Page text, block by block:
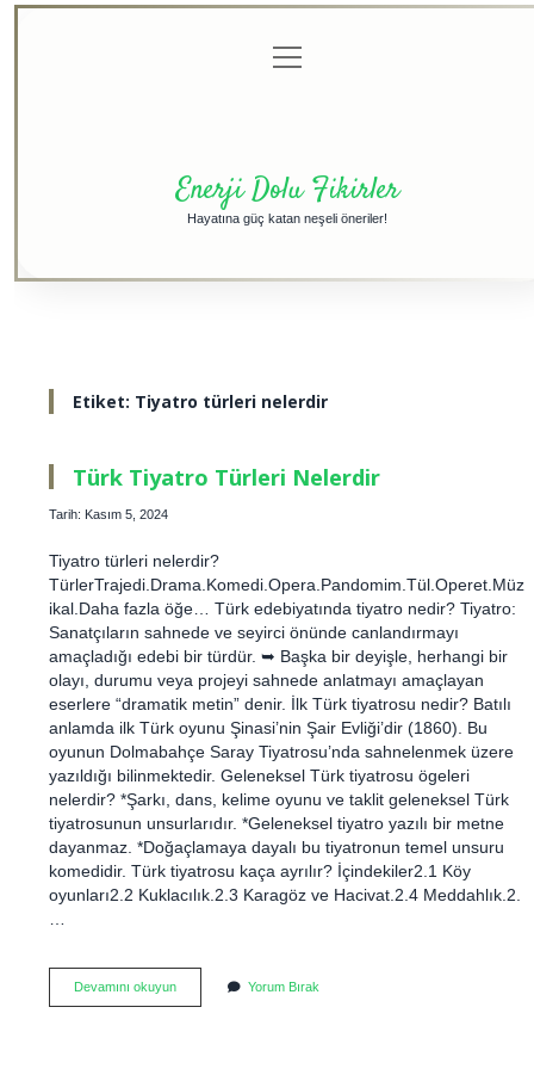
menüyü
aç
Enerji Dolu Fikirler
Hayatına güç katan neşeli öneriler!
Etiket: Tiyatro türleri nelerdir
Türk Tiyatro Türleri Nelerdir
Tarih: Kasım 5, 2024
Tiyatro türleri nelerdir?
TürlerTrajedi.Drama.Komedi.Opera.Pandomim.Tül.Operet.Müz
ikal.Daha fazla öğe… Türk edebiyatında tiyatro nedir? Tiyatro:
Sanatçıların sahnede ve seyirci önünde canlandırmayı
amaçladığı edebi bir türdür. ➥ Başka bir deyişle, herhangi bir
olayı, durumu veya projeyi sahnede anlatmayı amaçlayan
eserlere “dramatik metin” denir. İlk Türk tiyatrosu nedir? Batılı
anlamda ilk Türk oyunu Şinasi’nin Şair Evliği’dir (1860). Bu
oyunun Dolmabahçe Saray Tiyatrosu’nda sahnelenmek üzere
yazıldığı bilinmektedir. Geleneksel Türk tiyatrosu ögeleri
nelerdir? *Şarkı, dans, kelime oyunu ve taklit geleneksel Türk
tiyatrosunun unsurlarıdır. *Geleneksel tiyatro yazılı bir metne
dayanmaz. *Doğaçlamaya dayalı bu tiyatronun temel unsuru
komedidir. Türk tiyatrosu kaça ayrılır? İçindekiler2.1 Köy
oyunları2.2 Kuklacılık.2.3 Karagöz ve Hacivat.2.4 Meddahlık.2.
Devamını okuyunTürk
Tiyatro
Yorum Bırak